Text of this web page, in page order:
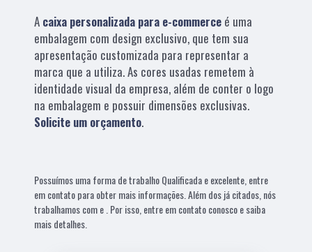
A caixa personalizada para e-commerce é uma
embalagem com design exclusivo, que tem sua
apresentação customizada para representar a
marca que a utiliza. As cores usadas remetem à
identidade visual da empresa, além de conter o logo
na embalagem e possuir dimensões exclusivas.
Solicite um orçamento.
Possuímos uma forma de trabalho Qualificada e excelente, entre
em contato para obter mais informações. Além dos já citados, nós
trabalhamos com e . Por isso, entre em contato conosco e saiba
mais detalhes.